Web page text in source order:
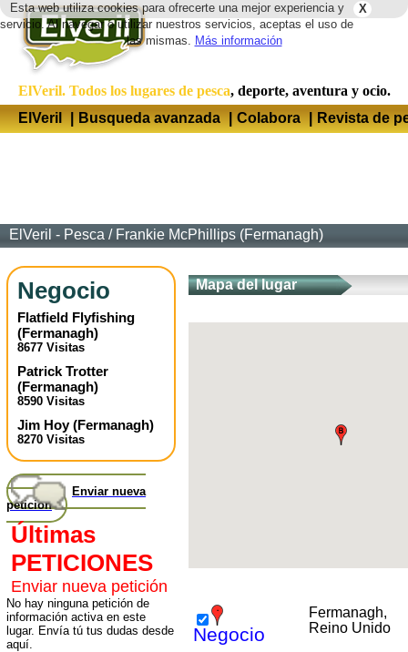
X
Esta web utiliza cookies para ofrecerte una mejor experiencia y
servicio. Al navegar o utilizar nuestros servicios, aceptas el uso de
las mismas. Más información
ElVeril. Todos los lugares de pesca, deporte, aventura y ocio.
ElVeril
| Busqueda avanzada | Colabora | Revista de
ElVeril - Pesca / Frankie McPhillips (Fermanagh)
Negocio
Flatfield Flyfishing
(Fermanagh)
8677 Visitas
Patrick Trotter
(Fermanagh)
8590 Visitas
Jim Hoy(Fermanagh)
8270 Visitas
Enviar nueva
petición
Últimas
PETICIONES
Enviar nueva petición
No hay ninguna petición de
información activa en este
lugar. Envía tú tus dudas desde
aquí.
Mapa del lugar
Negocio
Fermanagh,
Reino Unido